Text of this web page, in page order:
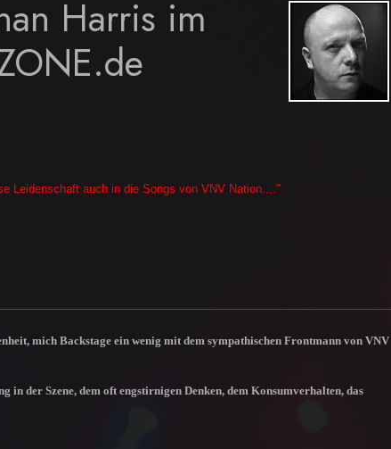
Harris im
Leidenschaft auch in die Songs von VNV Nation...."
mich Backstage ein wenig mit dem sympathischen Frontmann von VNV
in der Szene, dem oft engstirnigen Denken, dem Konsumverhalten, das